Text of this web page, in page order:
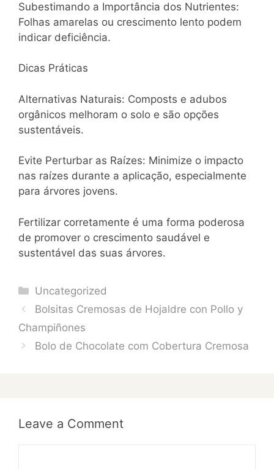
Subestimando a Importância dos Nutrientes:
Folhas amarelas ou crescimento lento podem
indicar deficiência.
Dicas Práticas
Alternativas Naturais: Composts e adubos
orgânicos melhoram o solo e são opções
sustentáveis.
Evite Perturbar as Raízes: Minimize o impacto
nas raízes durante a aplicação, especialmente
para árvores jovens.
Fertilizar corretamente é uma forma poderosa
de promover o crescimento saudável e
sustentável das suas árvores.
Categories
Uncategorized
Bolsitas Cremosas de Hojaldre con Pollo y
Champiñones
Bolo de Chocolate com Cobertura Cremosa
Leave a Comment